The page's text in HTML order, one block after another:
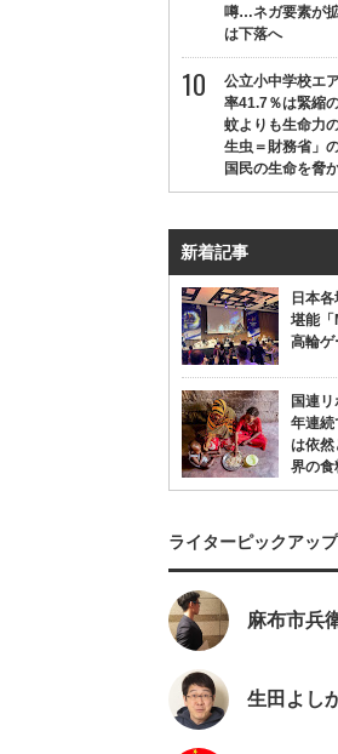
噂…ネガ要素が
は下落へ
公立小中学校エ
率41.7％は緊縮
蚊よりも生命力
生虫＝財務省」
国民の生命を脅
新着記事
日本
堪能「
高輪ゲ
国連
年連続
は依然
界の食
ライターピックアップ
麻布市兵
生田よし